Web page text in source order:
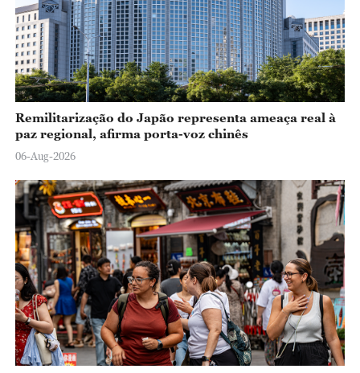
Remilitarização do Japão representa ameaça real à
paz regional, afirma porta-voz chinês
06-Aug-2026